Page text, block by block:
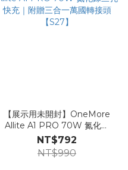
【展示用未開封】OneMore
Allite A1 PRO 70W 氮化鎵
三孔快充｜附贈三合一萬國轉
接頭【S27】
NT$792
NT$990